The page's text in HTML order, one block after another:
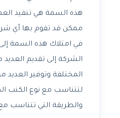
هذه السمة هي تنفيذ
ممكن قد تقوم بها أي
في امتلاك هذه السمة
الشركة إلى تقديم
المختلفة وتوفير
لتتناسب مع نوع الكنب
والطريقة التي تتناسب